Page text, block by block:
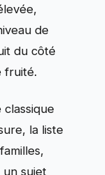
de
du côté
fruité.
la liste
sujet